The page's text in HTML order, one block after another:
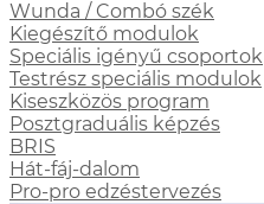
Wunda / Combó szék
Kiegészítő modulok
Speciális igényű csoportok
Testrész speciális modulok
Kiseszközös program
Posztgraduális képzés
BRIS
Hát-fáj-dalom
Pro-pro edzéstervezés